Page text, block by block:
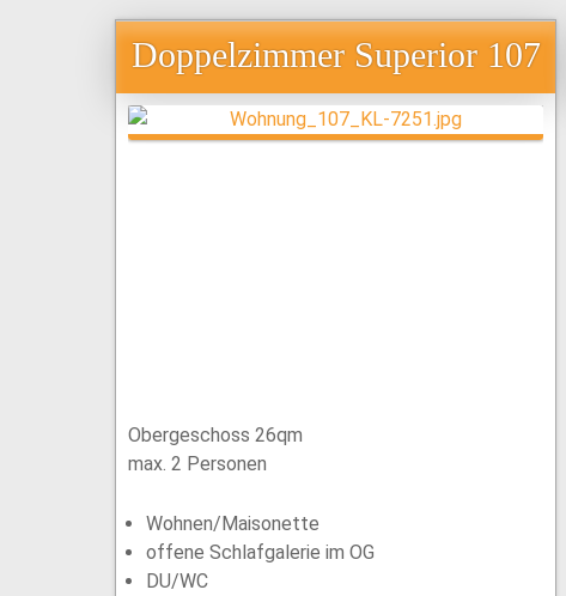
Doppelzimmer Superior 107
Obergeschoss 26qm
max. 2 Personen
Wohnen/Maisonette
offene Schlafgalerie im OG
DU/WC